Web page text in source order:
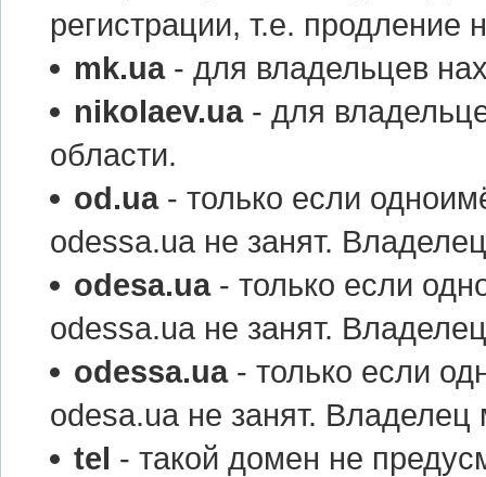
регистрации, т.е. продление
mk.ua- для владельцев
nikolaev.ua- для
области.
od.ua- только если
odessa.ua не занят.
odesa.ua- только если
odessa.ua не занят.
odessa.ua- только если
odesa.ua не занят. Владелец
tel - такой домен не